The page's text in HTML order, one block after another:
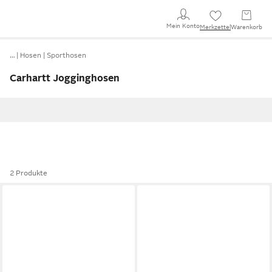
Mein KontoMerkzettel Warenkorb
… Hosen Sporthosen
Carhartt Jogginghosen
2 Produkte